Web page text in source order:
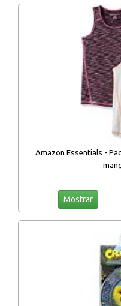
Amazon Essentials - Pack de 2 camisetas deportivas sin
Mostrar